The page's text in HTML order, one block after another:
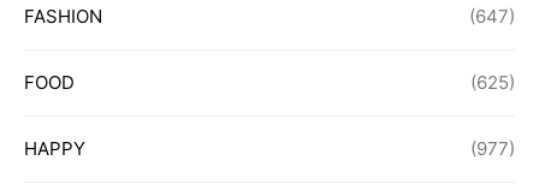
FASHION (647)
FOOD (625)
HAPPY (977)